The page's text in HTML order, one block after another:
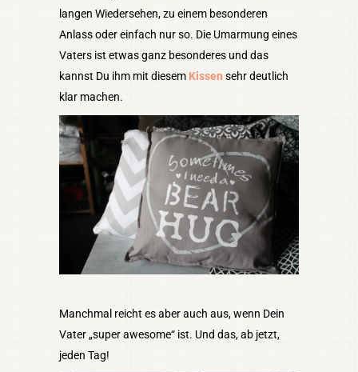
langen Wiedersehen, zu einem besonderen
Anlass oder einfach nur so. Die Umarmung eines
Vaters ist etwas ganz besonderes und das
kannst Du ihm mit diesem Kissensehr deutlich
klar machen.
Manchmal reicht es aber auch aus, wenn Dein
Vater „super awesome“ ist. Und das, ab jetzt,
jeden Tag!